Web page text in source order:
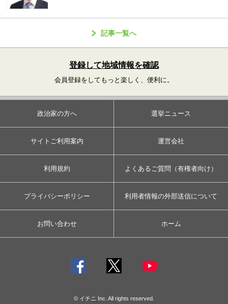
記事一覧へ
登録して地域情報を確認
会員登録をしてもっと楽しく、便利に。
政治家の方へ 選挙ニュース
サイトご利用案内 運営会社
利用規約 よくあるご質問（有権者向け）
プライバシーポリシー 利用者情報の外部送信について
お問い合わせ ホーム
© イチニ Inc. All rights reserved.